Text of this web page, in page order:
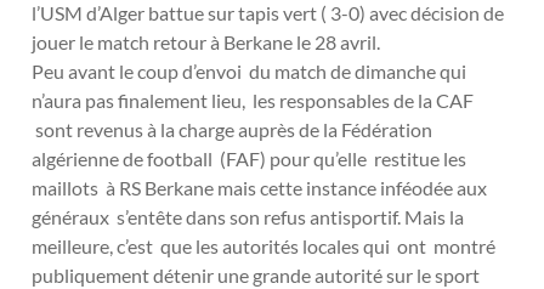
l’USM d’Alger battue sur tapis vert ( 3-0) avec décision de
jouer le match retour à Berkane le 28 avril.
Peu avant le coup d’envoi du match de dimanche qui
n’aura pas finalement lieu, les responsables de la CAF
sont revenus à la charge auprès de la Fédération
algérienne de football (FAF) pour qu’elle restitue les
maillots à RS Berkane mais cette instance inféodée aux
généraux s’entête dans son refus antisportif. Mais la
meilleure, c’est que les autorités locales qui ont montré
publiquement détenir une grande autorité sur le sport